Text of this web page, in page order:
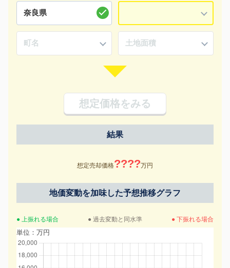
想定価格をみる
結果
想定売却価格????万円
地価変動を加味した予想推移グラフ
● 上振れる場合 ● 過去変動と同水準 ● 下振れる場合
単位：万円